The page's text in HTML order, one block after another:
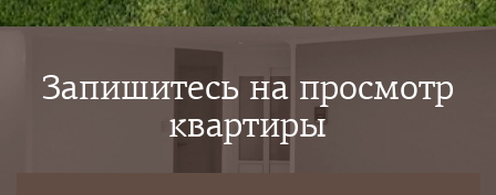
Запишитесь на просмотр
квартиры